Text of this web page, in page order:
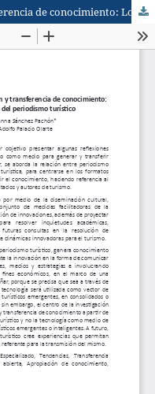
Generación, diseminación y transferencia de conocimiento: Los contenidos del periodismo turístico